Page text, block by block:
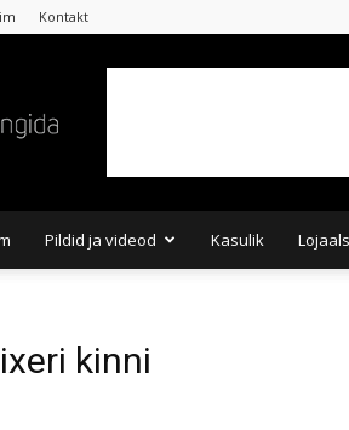
Kontakt
Pildid ja videod Kasulik
kinni